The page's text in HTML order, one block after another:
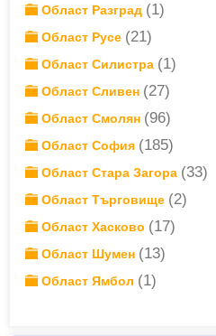
Област Разград (1)
Област Русе (21)
Област Силистра (1)
Област Сливен (27)
Област Смолян (96)
Област София (185)
Област Стара Загора (33)
Област Търговище (2)
Област Хасково (17)
Област Шумен (13)
Област Ямбол (1)